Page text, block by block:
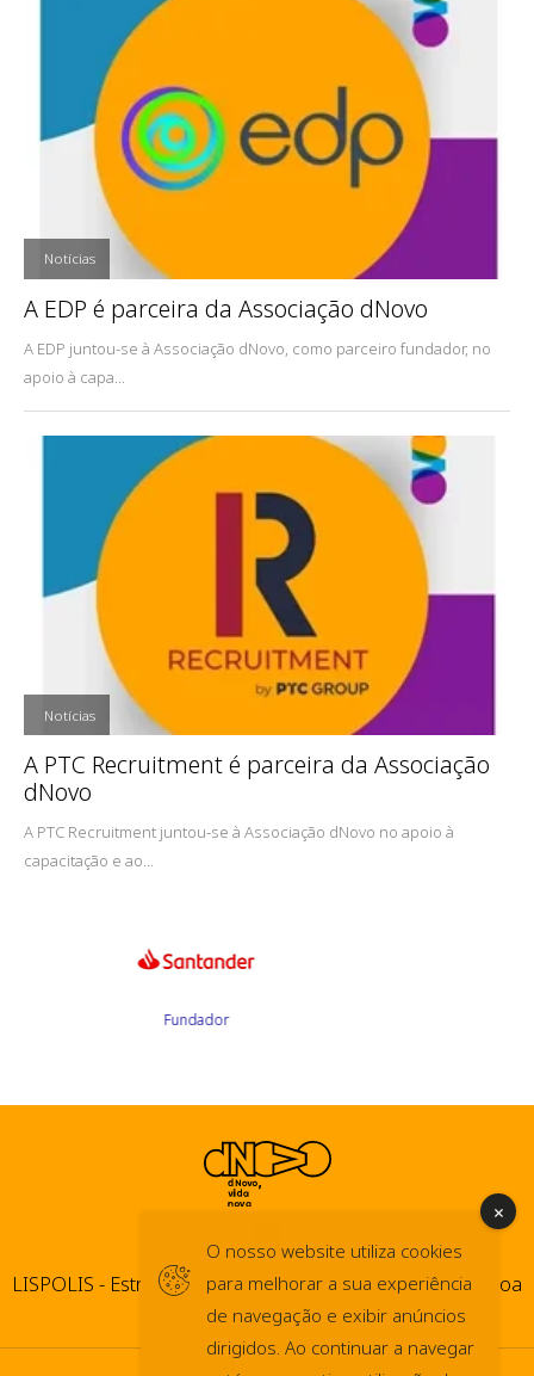
Notícias
A EDP é parceira da Associação dNovo
A EDP juntou-se à Associação dNovo, como parceiro fundador, no
apoio à capa...
Notícias
A PTC Recruitment é parceira da Associação
dNovo
A PTC Recruitment juntou-se à Associação dNovo no apoio à
capacitação e ao...
LISPOLIS - Estrada do Paço do Lumiar, 44 1600-546 Lisboa
© dNovo 2026
O nosso website utiliza cookies
para melhorar a sua experiência
de navegação e exibir anúncios
dirigidos. Ao continuar a navegar